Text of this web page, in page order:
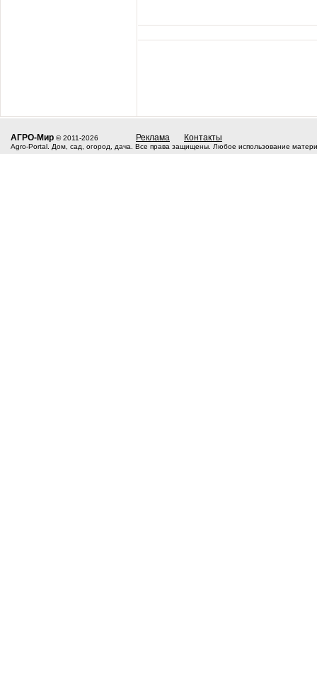
АГРО-Мир © 2011-2026 Реклама Контакты
Agro-Portal. Дом, сад, огород, дача. Все права защищены. Любое использование